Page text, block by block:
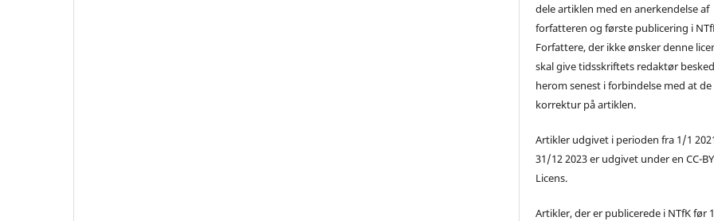
dele artiklen med en anerkendelse af
forfatteren og første publicering i
Forfattere, der ikke ønsker denne
skal give tidsskriftets redaktør besked
herom senest i forbindelse med at
korrektur på artiklen.
Artikler udgivet i perioden fra 1/1
31/12 2023 er udgivet under en CC-
Licens.
Artikler, der er publicerede i NTfK før